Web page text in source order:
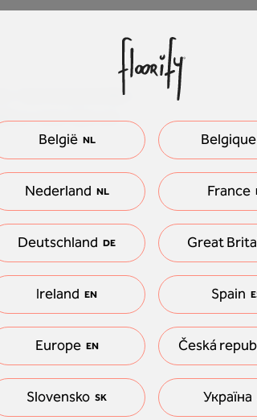
Vaarwel parketlijm,
er meer tijd over
België NL Belgique
Nederland NL France
Deutschland DE Great
Ireland EN Spain
Europe EN Česká
Slovensko SK Україна